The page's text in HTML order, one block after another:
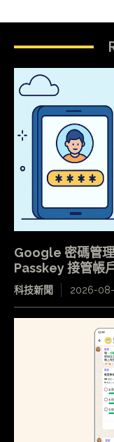
Google 密碼管
Passkey 接管帳
科技新聞 2026-